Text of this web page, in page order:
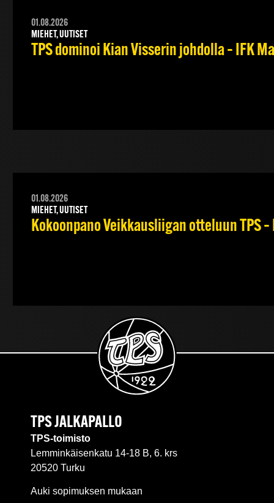
01.08.2026
MIEHET, UUTISET
TPS dominoi Kian Visserin johdolla – IFK
01.08.2026
MIEHET, UUTISET
Kokoonpano Veikkausliigan otteluun TPS
TPS JALKAPALLO
TPS-toimisto
Lemminkäisenkatu 14-18 B, 6. krs
20520 Turku
Auki sopimuksen mukaan